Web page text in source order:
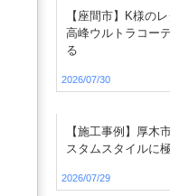
【座間市】K様の
高峰ウルトラコー
る
2026/07/30
【施工事例】厚木
スタムスタイルに
2026/07/29